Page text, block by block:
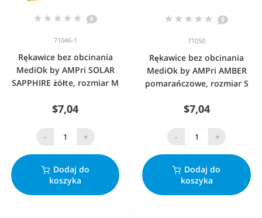
0
71046-1
Rękawice bez obcinania
MediOk by AMPri SOLAR
SAPPHIRE żółte, rozmiar M
$7,04
- +
Dodaj do
koszyka
0
71050
Rękawice bez obcinania
MediOk by AMPri AMBER
pomarańczowe, rozmiar S
$7,04
- +
Dodaj do
koszyka